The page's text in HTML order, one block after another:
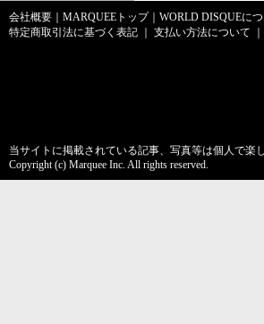
会社概要 MARQUEEトップ｜ WORLD DISQUEに
特定商取引法に基づく表記
支払い方法について
当サイトに掲載されている記事、写真等は個人で
Copyright (c) Marquee Inc. All rights reserved.